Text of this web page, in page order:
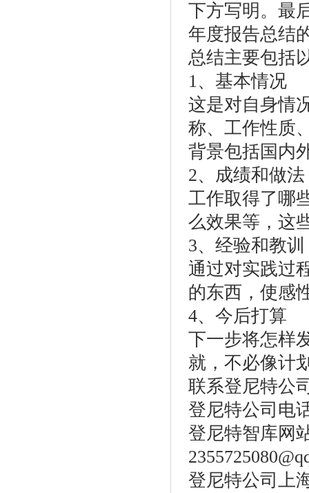
下方写明。最
年度报告总结
总结主要包括
1、基本情况
这是对自身情
称、工作性质
背景包括国内
2、成绩和做法
工作取得了哪
么效果等，这
3、经验和教训
通过对实践过
的东西，使感
4、今后打算
下一步将怎样
就，不必像计
联系登尼特公
登尼特公司电
登尼特智库网
登尼特公司上